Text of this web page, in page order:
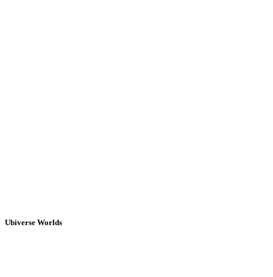
Ubiverse Worlds